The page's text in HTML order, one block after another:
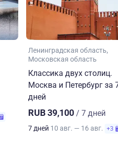
Ленинградская область
Московская область
Классика двух столиц.
Москва и Петербург за
дней
RUB 39,100 / 7 дней
7 дней 10 авг. — 16 авг. +3